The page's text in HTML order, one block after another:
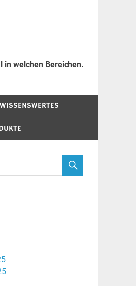
in welchen Bereichen.
WISSENSWERTES